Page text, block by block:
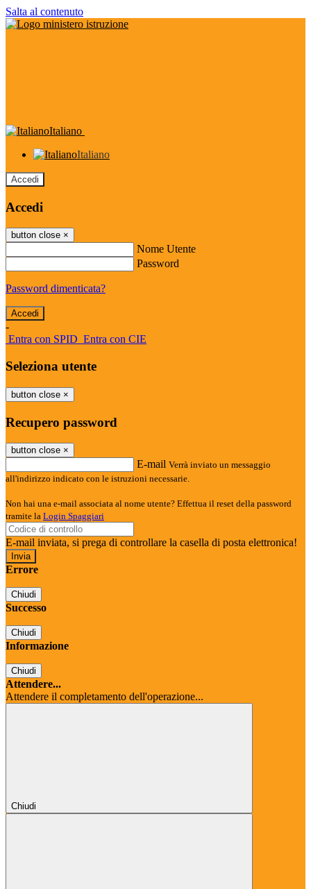
Salta al contenuto
Italiano
Italiano
Accedi
Accedi
button close ×
Nome Utente
Password
Password dimenticata?
-
Entra con SPID Entra con CIE
Seleziona utente
button close ×
Recupero password
button close ×
E-mail Verrà inviato un messaggio
all'indirizzo indicato con le istruzioni necessarie.
Non hai una e-mail associata al nome utente? Effettua il reset della password
tramite la Login Spaggiari
E-mail inviata, si prega di controllare la casella di posta elettronica!
Errore
Chiudi
Successo
Chiudi
Informazione
Chiudi
Attendere...
Attendere il completamento dell'operazione...
Chiudi